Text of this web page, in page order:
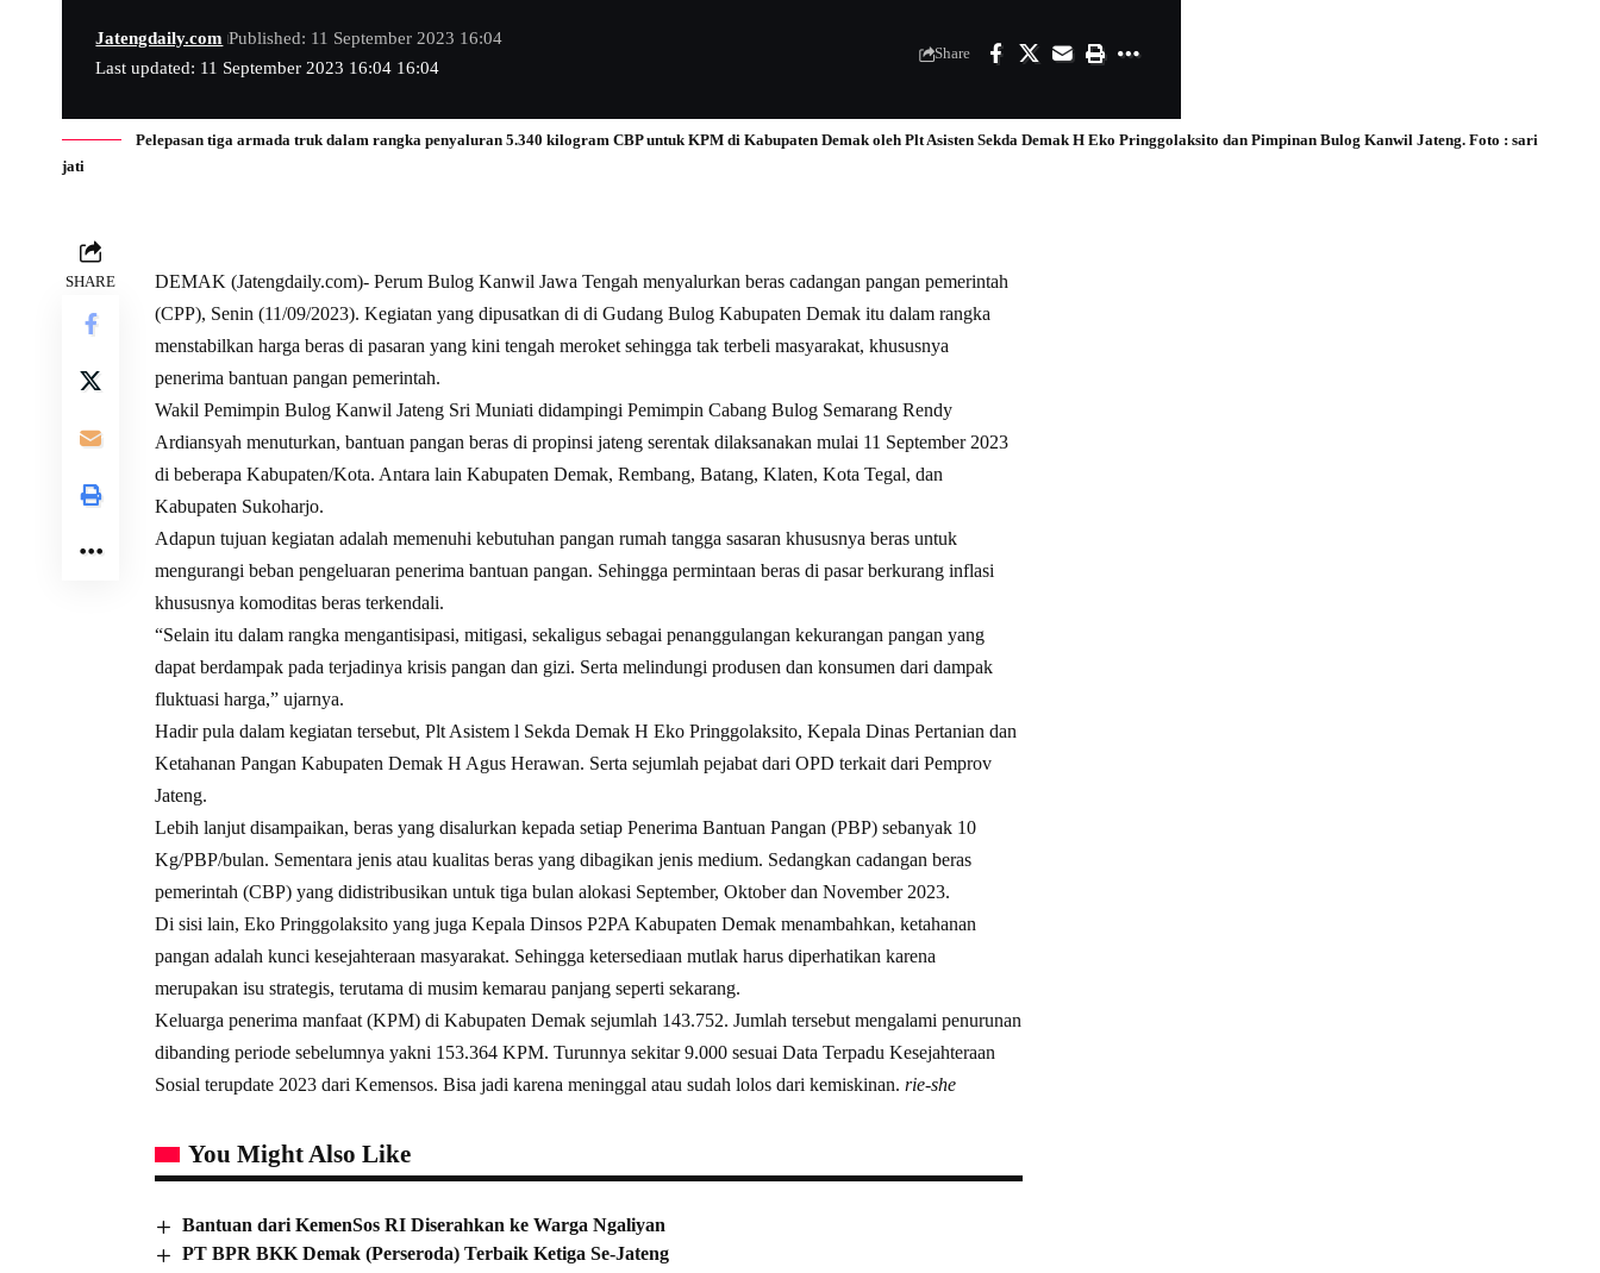
Last updated: 11 September 2023 16:04 16:04
Jatengdaily.com Published: 11 September 2023 16:04
Share
Pelepasan tiga armada truk dalam rangka penyaluran 5.340 kilogram CBP untuk KPM di Kabupaten Demak oleh Plt Asisten Sekda Demak H Eko Pringgolaksito dan Pimpinan Bulog Kanwil Jateng. Foto : sari
jati
SHARE
DEMAK (Jatengdaily.com)- Perum Bulog Kanwil Jawa Tengah menyalurkan beras cadangan pangan pemerintah
(CPP), Senin (11/09/2023). Kegiatan yang dipusatkan di di Gudang Bulog Kabupaten Demak itu dalam rangka
menstabilkan harga beras di pasaran yang kini tengah meroket sehingga tak terbeli masyarakat, khususnya
penerima bantuan pangan pemerintah.
Wakil Pemimpin Bulog Kanwil Jateng Sri Muniati didampingi Pemimpin Cabang Bulog Semarang Rendy
Ardiansyah menuturkan, bantuan pangan beras di propinsi jateng serentak dilaksanakan mulai 11 September 2023
di beberapa Kabupaten/Kota. Antara lain Kabupaten Demak, Rembang, Batang, Klaten, Kota Tegal, dan
Kabupaten Sukoharjo.
Adapun tujuan kegiatan adalah memenuhi kebutuhan pangan rumah tangga sasaran khususnya beras untuk
mengurangi beban pengeluaran penerima bantuan pangan. Sehingga permintaan beras di pasar berkurang inflasi
khususnya komoditas beras terkendali.
“Selain itu dalam rangka mengantisipasi, mitigasi, sekaligus sebagai penanggulangan kekurangan pangan yang
dapat berdampak pada terjadinya krisis pangan dan gizi. Serta melindungi produsen dan konsumen dari dampak
fluktuasi harga,” ujarnya.
Hadir pula dalam kegiatan tersebut, Plt Asistem l Sekda Demak H Eko Pringgolaksito, Kepala Dinas Pertanian dan
Ketahanan Pangan Kabupaten Demak H Agus Herawan. Serta sejumlah pejabat dari OPD terkait dari Pemprov
Jateng.
Lebih lanjut disampaikan, beras yang disalurkan kepada setiap Penerima Bantuan Pangan (PBP) sebanyak 10
Kg/PBP/bulan. Sementara jenis atau kualitas beras yang dibagikan jenis medium. Sedangkan cadangan beras
pemerintah (CBP) yang didistribusikan untuk tiga bulan alokasi September, Oktober dan November 2023.
Di sisi lain, Eko Pringgolaksito yang juga Kepala Dinsos P2PA Kabupaten Demak menambahkan, ketahanan
pangan adalah kunci kesejahteraan masyarakat. Sehingga ketersediaan mutlak harus diperhatikan karena
merupakan isu strategis, terutama di musim kemarau panjang seperti sekarang.
Keluarga penerima manfaat (KPM) di Kabupaten Demak sejumlah 143.752. Jumlah tersebut mengalami penurunan
dibanding periode sebelumnya yakni 153.364 KPM. Turunnya sekitar 9.000 sesuai Data Terpadu Kesejahteraan
Sosial terupdate 2023 dari Kemensos. Bisa jadi karena meninggal atau sudah lolos dari kemiskinan. rie-she
You Might Also Like
Bantuan dari KemenSos RI Diserahkan ke Warga Ngaliyan
PT BPR BKK Demak (Perseroda) Terbaik Ketiga Se-Jateng